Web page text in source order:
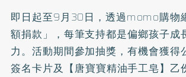
即日起至9月30日，透過momo購物
額捐款」，每筆支持都是偏鄉孩子成
力。活動期間參加抽獎，有機會獲得
簽名卡片及【唐寶寶精油手工皂】乙